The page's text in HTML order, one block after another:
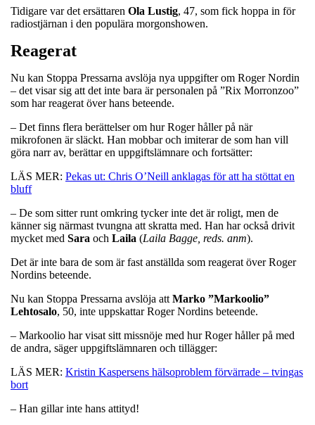
Tidigare var det ersättaren Ola Lustig, 47, som fick hoppa in för
radiostjärnan i den populära morgonshowen.
Reagerat
Nu kan Stoppa Pressarna avslöja nya uppgifter om Roger Nordin
– det visar sig att det inte bara är personalen på ”Rix Morronzoo”
som har reagerat över hans beteende.
– Det finns flera berättelser om hur Roger håller på när
mikrofonen är släckt. Han mobbar och imiterar de som han vill
göra narr av, berättar en uppgiftslämnare och fortsätter:
LÄS MER: Pekas ut: Chris O’Neill anklagas för att ha stöttat en
bluff
– De som sitter runt omkring tycker inte det är roligt, men de
känner sig närmast tvungna att skratta med. Han har också drivit
mycket med Sara och Laila (Laila Bagge, reds. anm).
Det är inte bara de som är fast anställda som reagerat över Roger
Nordins beteende.
Nu kan Stoppa Pressarna avslöja att Marko ”Markoolio”
Lehtosalo, 50, inte uppskattar Roger Nordins beteende.
– Markoolio har visat sitt missnöje med hur Roger håller på med
de andra, säger uppgiftslämnaren och tillägger:
LÄS MER: Kristin Kaspersens hälsoproblem förvärrade – tvingas
bort
– Han gillar inte hans attityd!